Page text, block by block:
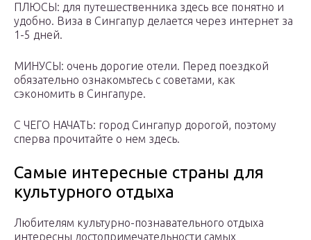
ПЛЮСЫ: для путешественника здесь все понятно и
удобно. Виза в Сингапур делается через интернет за
1-5 дней.
МИНУСЫ: очень дорогие отели. Перед поездкой
обязательно ознакомьтесь с советами, как
сэкономить в Сингапуре.
С ЧЕГО НАЧАТЬ: город Сингапур дорогой, поэтому
сперва прочитайте о нем здесь.
Самые интересные страны для
культурного отдыха
Любителям культурно-познавательного отдыха
интересны достопримечательности самых